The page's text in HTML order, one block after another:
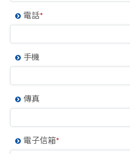
電話*
手機
傳真
電子信箱*